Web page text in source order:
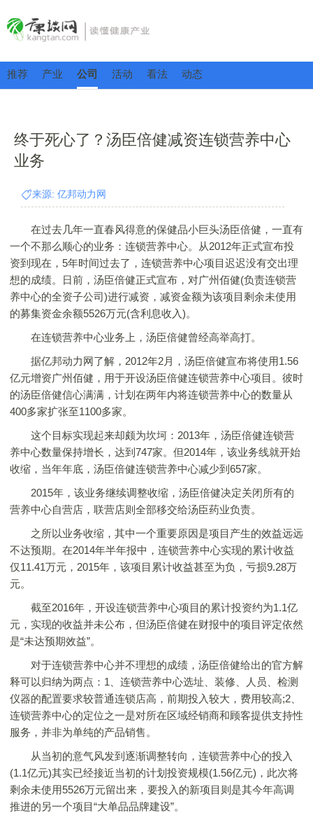
推荐 产业 公司 活动 看法 动态
终于死心了？汤臣倍健减资连锁营养中心
业务
来源: 亿邦动力网
在过去几年一直春风得意的保健品小巨头汤臣倍健，一直有
一个不那么顺心的业务：连锁营养中心。从2012年正式宣布投
资到现在，5年时间过去了，连锁营养中心项目迟迟没有交出理
想的成绩。日前，汤臣倍健正式宣布，对广州佰健(负责连锁营
养中心的全资子公司)进行减资，减资金额为该项目剩余未使用
的募集资金余额5526万元(含利息收入)。
在连锁营养中心业务上，汤臣倍健曾经高举高打。
据亿邦动力网了解，2012年2月，汤臣倍健宣布将使用1.56
亿元增资广州佰健，用于开设汤臣倍健连锁营养中心项目。彼时
的汤臣倍健信心满满，计划在两年内将连锁营养中心的数量从
400多家扩张至1100多家。
这个目标实现起来却颇为坎坷：2013年，汤臣倍健连锁营
养中心数量保持增长，达到747家。但2014年，该业务线就开始
收缩，当年年底，汤臣倍健连锁营养中心减少到657家。
2015年，该业务继续调整收缩，汤臣倍健决定关闭所有的
营养中心自营店，联营店则全部移交给汤臣药业负责。
之所以业务收缩，其中一个重要原因是项目产生的效益远远
不达预期。在2014年半年报中，连锁营养中心实现的累计收益
仅11.41万元，2015年，该项目累计收益甚至为负，亏损9.28万
元。
截至2016年，开设连锁营养中心项目的累计投资约为1.1亿
元，实现的收益并未公布，但汤臣倍健在财报中的项目评定依然
是“未达预期效益”。
对于连锁营养中心并不理想的成绩，汤臣倍健给出的官方解
释可以归纳为两点：1、连锁营养中心选址、装修、人员、检测
仪器的配置要求较普通连锁店高，前期投入较大，费用较高;2、
连锁营养中心的定位之一是对所在区域经销商和顾客提供支持性
服务，并非为单纯的产品销售。
从当初的意气风发到逐渐调整转向，连锁营养中心的投入
(1.1亿元)其实已经接近当初的计划投资规模(1.56亿元)，此次将
剩余未使用5526万元留出来，要投入的新项目则是其今年高调
推进的另一个项目“大单品品牌建设”。